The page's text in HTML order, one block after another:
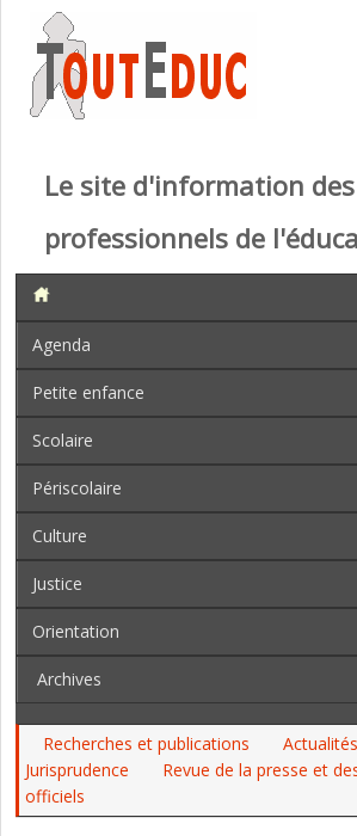
Le site d'information des
professionnels de
Agenda
Petite enfance
Scolaire
Périscolaire
Culture
Justice
Orientation
Archives
Recherches et publications Actualités
Jurisprudence
Revue de la presse et
officiels